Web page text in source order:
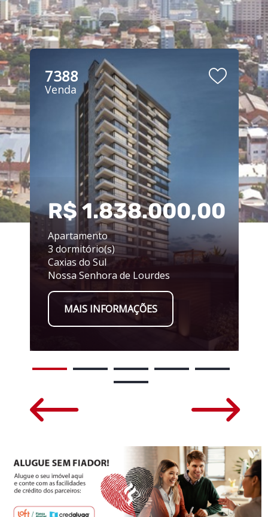
7388
Venda
R$ 1.838.000,00
Apartamento
3 dormitório(s)
Caxias do Sul
Nossa Senhora de Lourdes
MAIS INFORMAÇÕES